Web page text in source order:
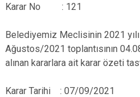
Karar No : 121
Belediyemiz Meclisinin 2021
Ağustos/2021 toplantısının
alınan kararlara ait karar özeti
Karar Tarihi : 07/09/2021